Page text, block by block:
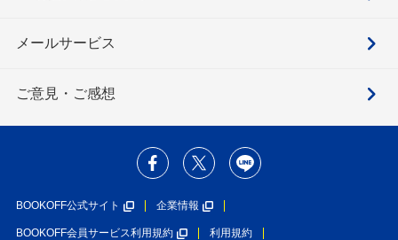
メールサービス
ご意見・ご感想
BOOKOFF公式サイト 企業情報
BOOKOFF会員サービス利用規約 利用規約